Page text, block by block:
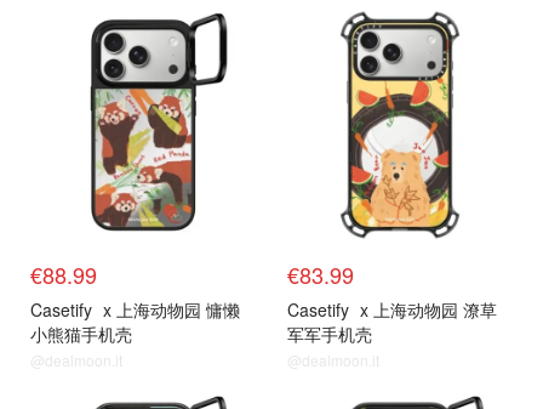
€88.99
Casetify x 上海动物园 慵懒
小熊猫手机壳
@dealmoon.it
€83.99
Casetify x 上海动物园 潦草
军军手机壳
@dealmoon.it